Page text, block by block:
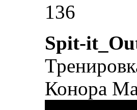
136
Spit-
Конора